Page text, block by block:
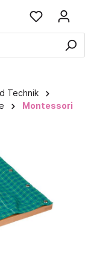
Technik
Montessori